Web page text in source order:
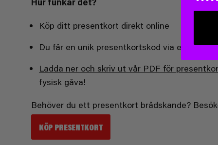
Köp ditt presentkort direkt online
Du får en unik presentkortskod via e-post
Ladda ner och skriv ut vår PDF för
fysisk gåva!
Behöver du ett presentkort brådskande?
KÖP PRESENTKORT